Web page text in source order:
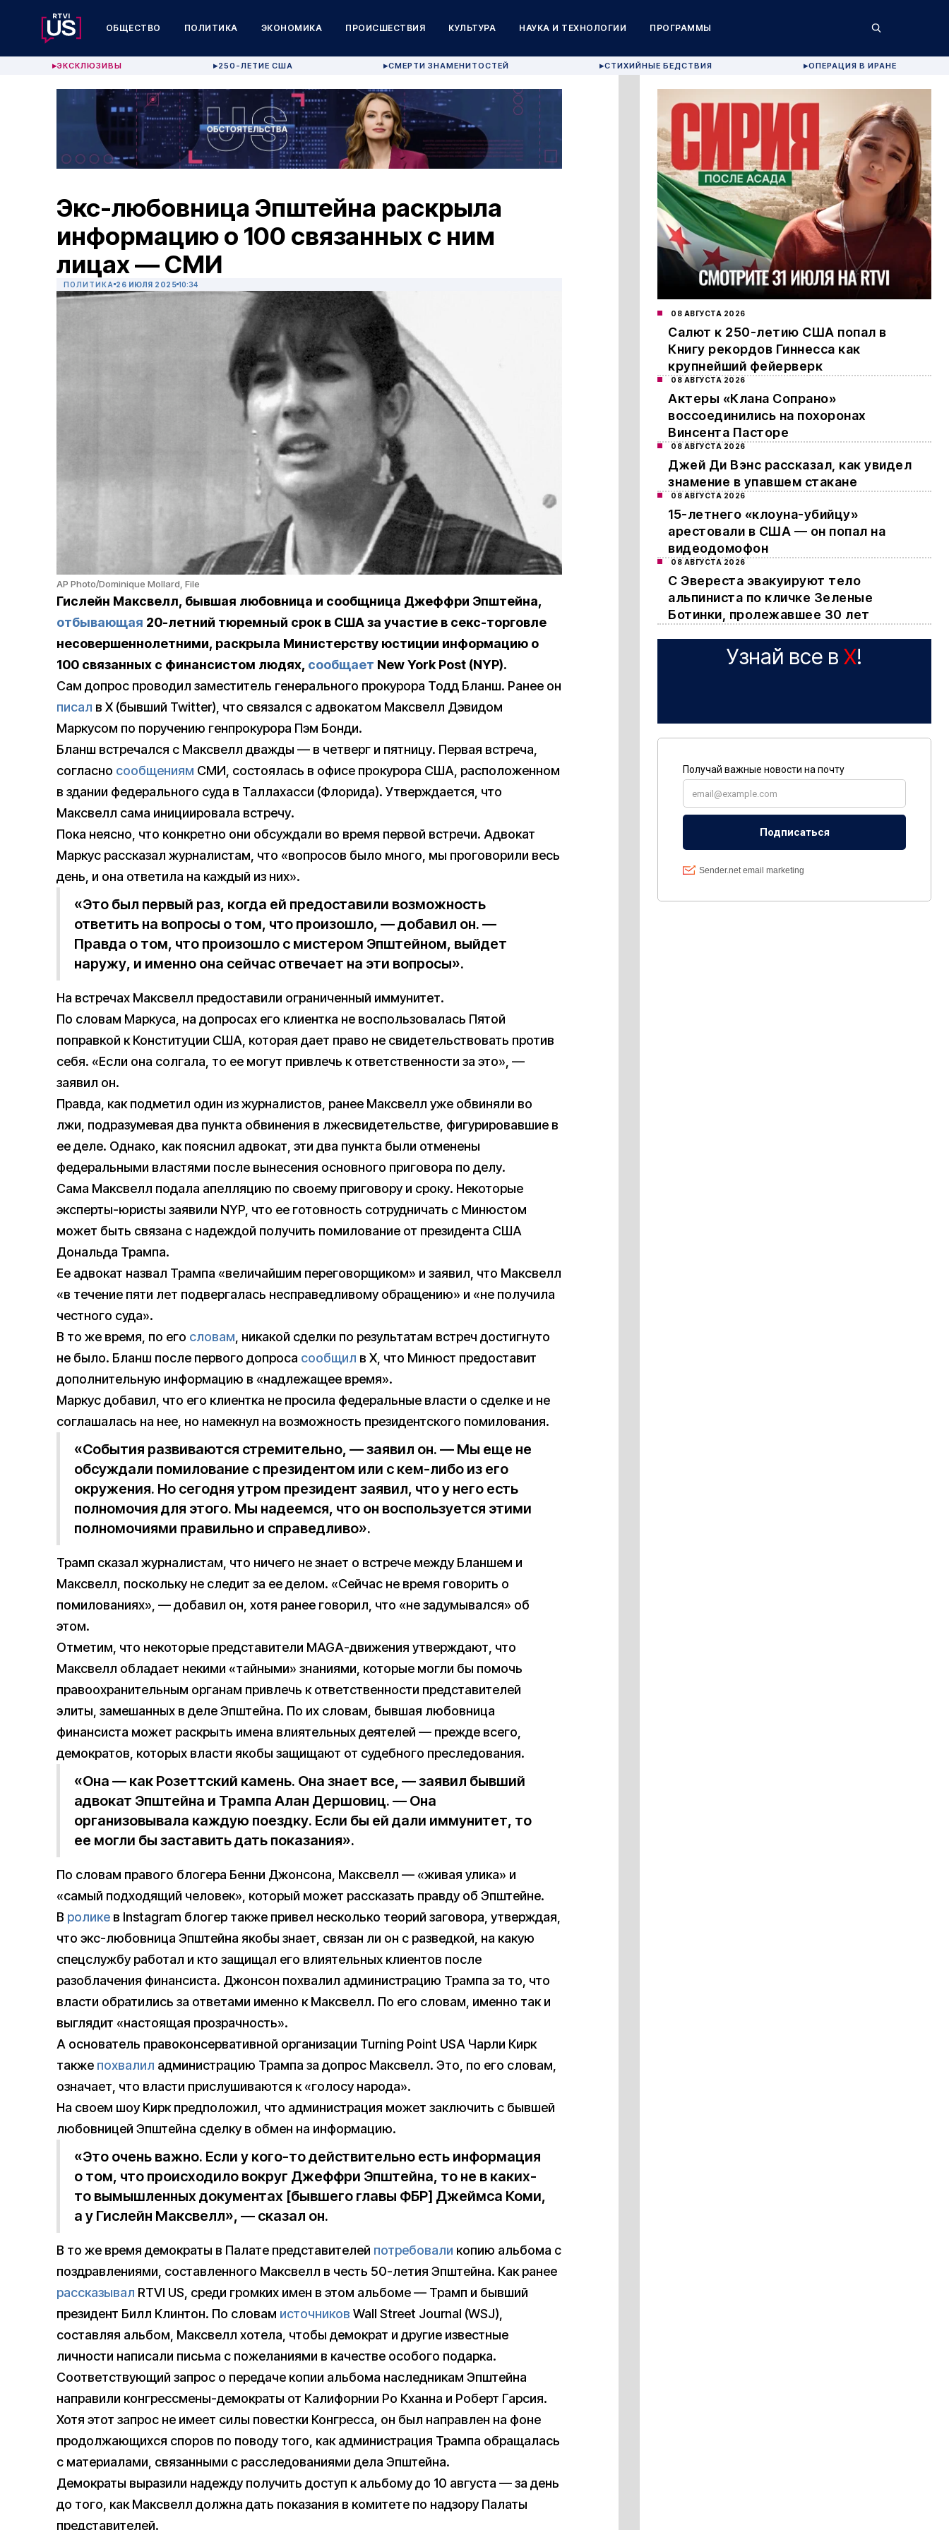
ОБЩЕСТВО ПОЛИТИКА ЭКОНОМИКА ПРОИСШЕСТВИЯ КУЛЬТУРА НАУКА И ТЕХНОЛОГИИ ПРОГРАММЫ
▶ЭКСКЛЮЗИВЫ ▶250-ЛЕТИЕ США ▶СМЕРТИ ЗНАМЕНИТОСТЕЙ ▶СТИХИЙНЫЕ БЕДСТВИЯ ▶ОПЕРАЦИЯ В ИРАНЕ
Экс-любовница Эпштейна раскрыла
информацию о 100 связанных с ним
лицах — СМИ
ПОЛИТИКА 26 ИЮЛЯ 2025 10:34
AP Photo/Dominique Mollard, File
Гислейн Максвелл, бывшая любовница и сообщница Джеффри Эпштейна,
отбывающая 20-летний тюремный срок в США за участие в секс-торговле
несовершеннолетними, раскрыла Министерству юстиции информацию о
100 связанных с финансистом людях, сообщает NewYork Post (NYP).
Сам допрос проводил заместитель генерального прокурора Тодд Бланш. Ранее он
писал в X (бывший Twitter), что связался с адвокатом Максвелл Дэвидом
Маркусом по поручению генпрокурора Пэм Бонди.
Бланш встречался с Максвелл дважды — в четверг и пятницу. Первая встреча,
согласно сообщениям СМИ, состоялась в офисе прокурора США, расположенном
в здании федерального суда в Таллахасси (Флорида). Утверждается, что
Максвелл сама инициировала встречу.
Пока неясно, что конкретно они обсуждали во время первой встречи. Адвокат
Маркус рассказал журналистам, что «вопросов было много, мы проговорили весь
день, и она ответила на каждый из них».
«Это был первый раз, когда ей предоставили возможность
ответить на вопросы о том, что произошло, — добавил он. —
Правда о том, что произошло с мистером Эпштейном, выйдет
наружу, и именно она сейчас отвечает на эти вопросы».
На встречах Максвелл предоставили ограниченный иммунитет.
По словам Маркуса, на допросах его клиентка не воспользовалась Пятой
поправкой к Конституции США, которая дает право не свидетельствовать против
себя. «Если она солгала, то ее могут привлечь к ответственности за это», —
заявил он.
Правда, как подметил один из журналистов, ранее Максвелл уже обвиняли во
лжи, подразумевая два пункта обвинения в лжесвидетельстве, фигурировавшие в
ее деле. Однако, как пояснил адвокат, эти два пункта были отменены
федеральными властями после вынесения основного приговора по делу.
Сама Максвелл подала апелляцию по своему приговору и сроку. Некоторые
эксперты-юристы заявили NYP, что ее готовность сотрудничать с Минюстом
может быть связана с надеждой получить помилование от президента США
Дональда Трампа.
Ее адвокат назвал Трампа «величайшим переговорщиком» и заявил, что Максвелл
«в течение пяти лет подвергалась несправедливому обращению» и «не получила
честного суда».
В то же время, по его словам, никакой сделки по результатам встреч достигнуто
не было. Бланш после первого допроса сообщил в X, что Минюст предоставит
дополнительную информацию в «надлежащее время».
Маркус добавил, что его клиентка не просила федеральные власти о сделке и не
соглашалась на нее, но намекнул на возможность президентского помилования.
«События развиваются стремительно, — заявил он. — Мы еще не
обсуждали помилование с президентом или с кем-либо из его
окружения. Но сегодня утром президент заявил, что у него есть
полномочия для этого. Мы надеемся, что он воспользуется этими
полномочиями правильно и справедливо».
Трамп сказал журналистам, что ничего не знает о встрече между Бланшем и
Максвелл, поскольку не следит за ее делом. «Сейчас не время говорить о
помилованиях», — добавил он, хотя ранее говорил, что «не задумывался» об
этом.
Отметим, что некоторые представители MAGA-движения утверждают, что
Максвелл обладает некими «тайными» знаниями, которые могли бы помочь
правоохранительным органам привлечь к ответственности представителей
элиты, замешанных в деле Эпштейна. По их словам, бывшая любовница
финансиста может раскрыть имена влиятельных деятелей — прежде всего,
демократов, которых власти якобы защищают от судебного преследования.
«Она — как Розеттский камень. Она знает все, — заявил бывший
адвокат Эпштейна и Трампа Алан Дершовиц. — Она
организовывала каждую поездку. Если бы ей дали иммунитет, то
ее могли бы заставить дать показания».
По словам правого блогера Бенни Джонсона, Максвелл — «живая улика» и
«самый подходящий человек», который может рассказать правду об Эпштейне.
В ролике в Instagram блогер также привел несколько теорий заговора, утверждая,
что экс-любовница Эпштейна якобы знает, связан ли он с разведкой, на какую
спецслужбу работал и кто защищал его влиятельных клиентов после
разоблачения финансиста. Джонсон похвалил администрацию Трампа за то, что
власти обратились за ответами именно к Максвелл. По его словам, именно так и
выглядит «настоящая прозрачность».
А основатель правоконсервативной организации Turning Point USA Чарли Кирк
также похвалил администрацию Трампа за допрос Максвелл. Это, по его словам,
означает, что власти прислушиваются к «голосу народа».
На своем шоу Кирк предположил, что администрация может заключить с бывшей
любовницей Эпштейна сделку в обмен на информацию.
«Это очень важно. Если у кого-то действительно есть информация
о том, что происходило вокруг Джеффри Эпштейна, то не в каких-
то вымышленных документах [бывшего главы ФБР] Джеймса Коми,
а у Гислейн Максвелл», — сказал он.
В то же время демократы в Палате представителей потребовали копию альбома с
поздравлениями, составленного Максвелл в честь 50-летия Эпштейна. Как ранее
рассказывал RTVI US, среди громких имен в этом альбоме — Трамп и бывший
президент Билл Клинтон. По словам источников Wall Street Journal (WSJ),
составляя альбом, Максвелл хотела, чтобы демократ и другие известные
личности написали письма с пожеланиями в качестве особого подарка.
Соответствующий запрос о передаче копии альбома наследникам Эпштейна
направили конгрессмены-демократы от Калифорнии Ро Кханна и Роберт Гарсия.
Хотя этот запрос не имеет силы повестки Конгресса, он был направлен на фоне
продолжающихся споров по поводу того, как администрация Трампа обращалась
с материалами, связанными с расследованиями дела Эпштейна.
Демократы выразили надежду получить доступ к альбому до 10 августа — за день
до того, как Максвелл должна дать показания в комитете по надзору Палаты
представителей.
08 АВГУСТА 2026
Салют к 250-летию США попал в
Книгу рекордов Гиннесса как
крупнейший фейерверк
08 АВГУСТА 2026
Актеры «Клана Сопрано»
воссоединились на похоронах
Винсента Пасторе
08 АВГУСТА 2026
Джей Ди Вэнс рассказал, как увидел
знамение в упавшем стакане
08 АВГУСТА 2026
15-летнего «клоуна-убийцу»
арестовали в США — он попал на
видеодомофон
08 АВГУСТА 2026
С Эвереста эвакуируют тело
альпиниста по кличке Зеленые
Ботинки, пролежавшее 30 лет
Узнай все в X!